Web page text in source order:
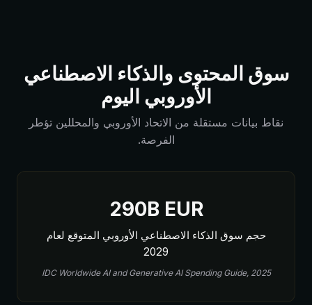
سوق المحتوى والذكاء الاصطناعي
الأوروبي اليوم
نقاط بيانات مستقلة من الاتحاد الأوروبي والمحللين تؤطر
الفرصة.
290B EUR
حجم سوق الذكاء الاصطناعي الأوروبي المتوقع لعام
2029
IDC Worldwide AI and Generative AI Spending Guide, 2025